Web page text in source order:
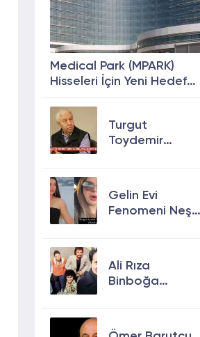
Medical Park (MPARK)
Hisseleri İçin Yeni Hedef
Potansiyeli
Turgut
Toydemir
Gelin Evi
Fenomeni Neşe
neden öldü?
Ali Rıza
Binboğa
Kalmasın